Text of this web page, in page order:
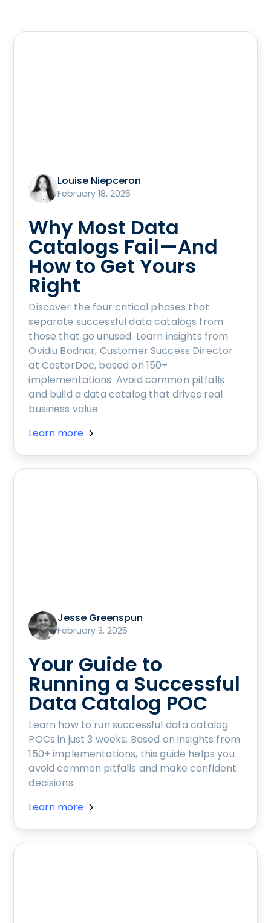
Louise Niepceron
February 18, 2025
Why Most Data
Catalogs Fail—And
How to Get Yours
Right
Discover the four critical phases that
separate successful data catalogs from
those that go unused. Learn insights from
Ovidiu Bodnar, Customer Success Director
at CastorDoc, based on 150+
implementations. Avoid common pitfalls
and build a data catalog that drives real
business value.
Learn more
Jesse Greenspun
February 3, 2025
Your Guide to
Running a Successful
Data Catalog POC
Learn how to run successful data catalog
POCs in just 3 weeks. Based on insights from
150+ implementations, this guide helps you
avoid common pitfalls and make confident
decisions.
Learn more